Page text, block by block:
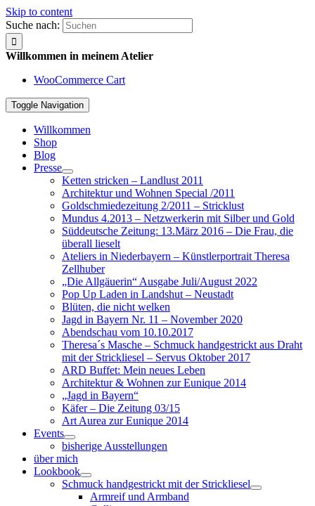
Skip to content
Suche nach:
Willkommen in meinem Atelier
WooCommerce Cart
Toggle Navigation
Willkommen
Shop
Blog
Presse
Ketten stricken – Landlust 2011
Architektur und Wohnen Special /2011
Goldschmiedezeitung 2/2011 – Stricklust
Mundus 4.2013 – Netzwerkerin mit Silber und Gold
Süddeutsche Zeitung: 13.März 2016 – Die Frau, die
überall lieselt
Ateliers in Niederbayern – Künstlerportrait Theresa
Zellhuber
„Die Allgäuerin“ Ausgabe Juli/August 2022
Pop Up Laden in Landshut – Neustadt
Blüten, die nicht welken
Jagd in Bayern Nr. 11 – November 2020
Abendschau vom 10.10.2017
Theresa´s Masche – Schmuck handgestrickt aus Draht
mit der Strickliesel – Servus Oktober 2017
ARD Buffet: Mein neues Leben
Architektur & Wohnen zur Eunique 2014
„Jagd in Bayern“
Käfer – Die Zeitung 03/15
Art Aurea zur Eunique 2014
Events
bisherige Ausstellungen
über mich
Lookbook
Schmuck handgestrickt mit der Strickliesel
Armreif und Armband